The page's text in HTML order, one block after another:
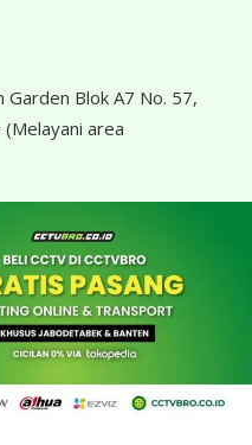
Garden Blok A7 No. 57,
(Melayani area